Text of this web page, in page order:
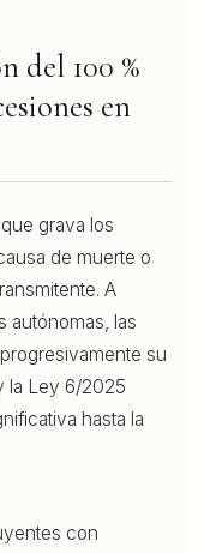
del 100 %
en
grava los
de muerte o
A
autónomas, las
su
la Ley 6/2025
hasta la
con